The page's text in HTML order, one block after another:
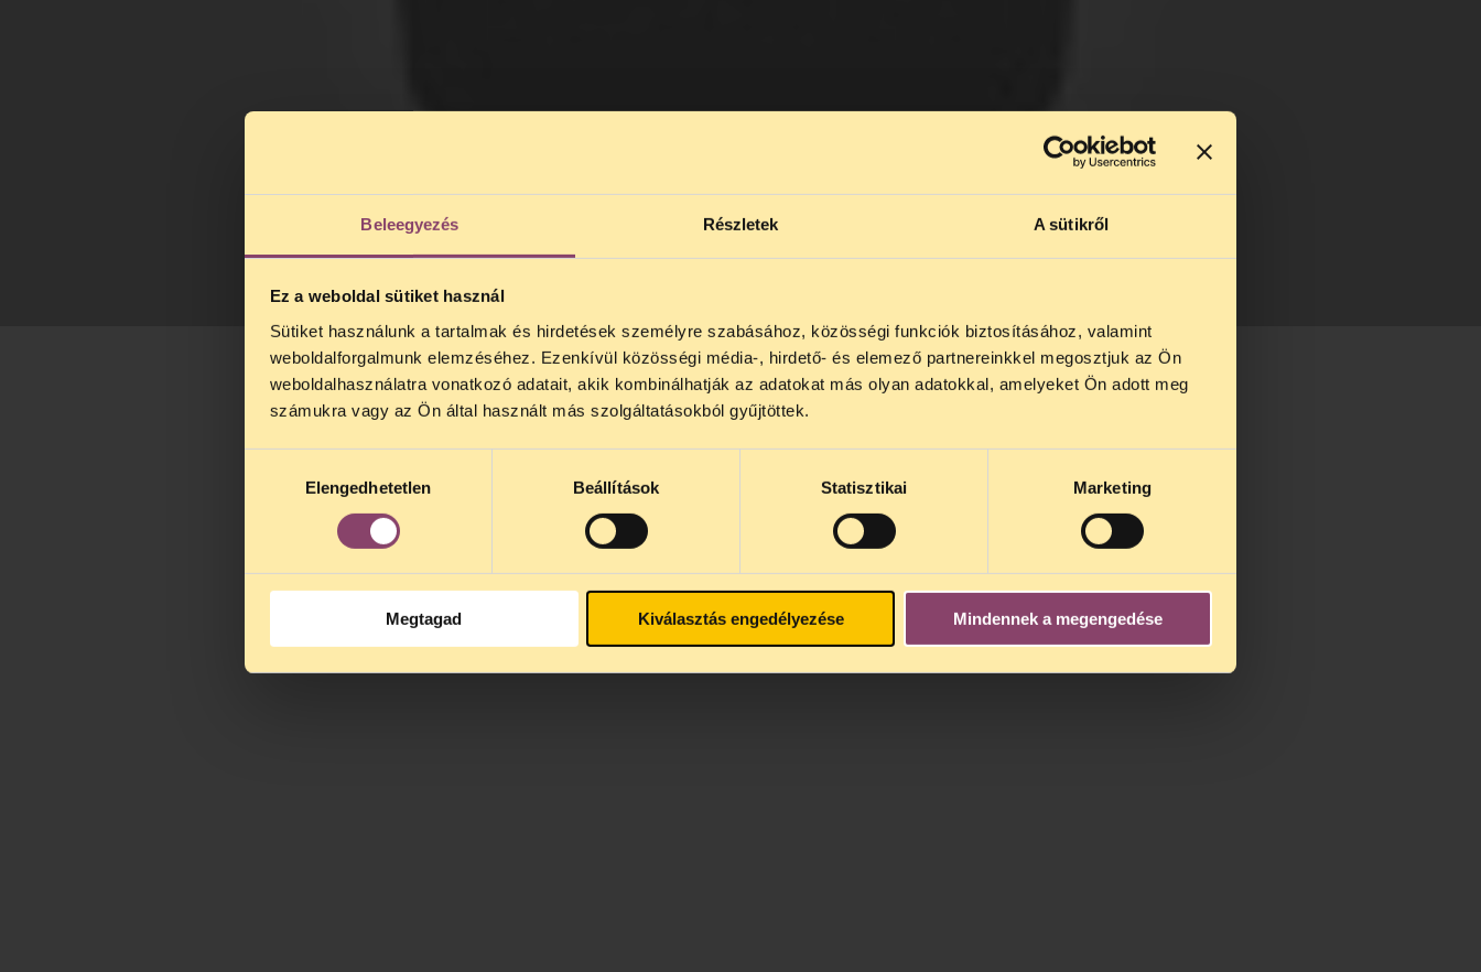
Beleegyezés Részletek A sütikről
Ez a weboldal sütiket használ
Sütiket használunk a tartalmak és hirdetések személyre szabásához, közösségi funkciók biztosításához, valamint
weboldalforgalmunk elemzéséhez. Ezenkívül közösségi média-, hirdető- és elemező partnereinkkel megosztjuk az Ön
weboldalhasználatra vonatkozó adatait, akik kombinálhatják az adatokat más olyan adatokkal, amelyeket Ön adott meg
számukra vagy az Ön által használt más szolgáltatásokból gyűjtöttek.
kiválasztásaElengedhetetlen Beállítások Statisztikai Marketing
Megtagad Kiválasztás engedélyezése Mindennek a megengedése